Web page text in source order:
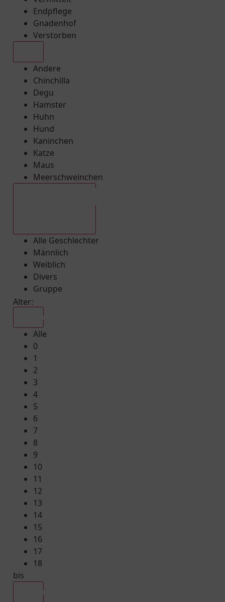
Endpflege
Gnadenhof
Verstorben
Andere
Chinchilla
Degu
Hamster
Huhn
Hund
Kaninchen
Katze
Maus
Meerschweinchen
Alle Geschlechter
Männlich
Weiblich
Divers
Gruppe
Alter:
Alle
0
1
2
3
4
5
6
7
8
9
10
11
12
13
14
15
16
17
18
bis